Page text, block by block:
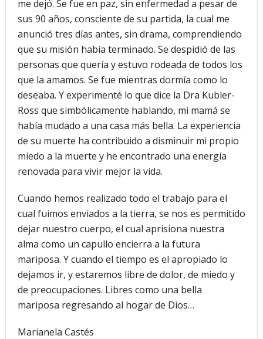
me dejó. Se fue en paz, sin enfermedad a pesar de
sus 90 años, consciente de su partida, la cual me
anunció tres días antes, sin drama, comprendiendo
que su misión había terminado. Se despidió de las
personas que quería y estuvo rodeada de todos los
que la amamos. Se fue mientras dormía como lo
deseaba. Y experimenté lo que dice la Dra Kubler-
Ross que simbólicamente hablando, mi mamá se
había mudado a una casa más bella. La experiencia
de su muerte ha contribuido a disminuir mi propio
miedo a la muerte y he encontrado una energía
renovada para vivir mejor la vida.
Cuando hemos realizado todo el trabajo para el
cual fuimos enviados a la tierra, se nos es permitido
dejar nuestro cuerpo, el cual aprisiona nuestra
alma como un capullo encierra a la futura
mariposa. Y cuando el tiempo es el apropiado lo
dejamos ir, y estaremos libre de dolor, de miedo y
de preocupaciones. Libres como una bella
mariposa regresando al hogar de Dios…
Marianela Castés